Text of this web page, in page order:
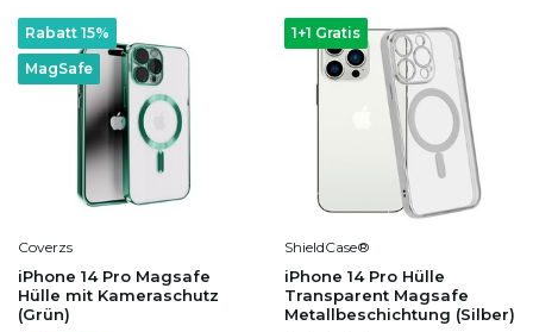
MagSafe
Rabatt 15%
Coverzs
iPhone 14 Pro Magsafe
Hülle mit Kameraschutz
(Grün)
1+1 Gratis
ShieldCase®
iPhone 14 Pro Hülle
Transparent Magsafe
Metallbeschichtung (Silber)